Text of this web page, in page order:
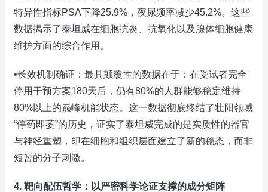
特异性指标PSA下降25.9%，夜尿频率减少45.2%。这些
数据揭示了泰坦威在细胞抗炎、抗氧化以及腺体细胞健康
维护方面的综合作用。
•长效机制确证：最具颠覆性的数据在于：在受试者完全
停用干预方案180天后，仍有80%的人群能够稳定维持
80%以上的巅峰机能状态。这一数据彻底终结了壮阳领域
“停药即萎”的历史，证实了泰坦威完成的是实质性的器官
与神经重塑，即在细胞和组织层面建立了新的稳态，而非
短暂的分子刺激。
4. 靶向配伍哲学：以严密科学论证支撑的成分矩阵